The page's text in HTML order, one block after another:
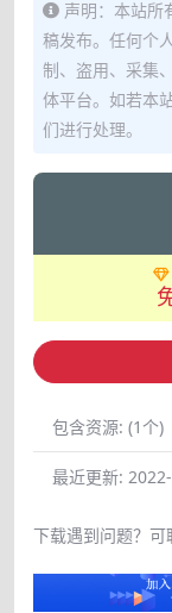
声明：本站所
稿发布。任何个
制、盗用、采集
体平台。如若本
们进行处理。
包含资源: (1个)
最近更新:
下载遇到问题？